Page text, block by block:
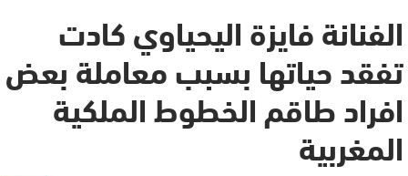
الفنانة فايزة اليحياوي كادت
تفقد حياتها بسبب معاملة بعض
افراد طاقم الخطوط الملكية
المغربية